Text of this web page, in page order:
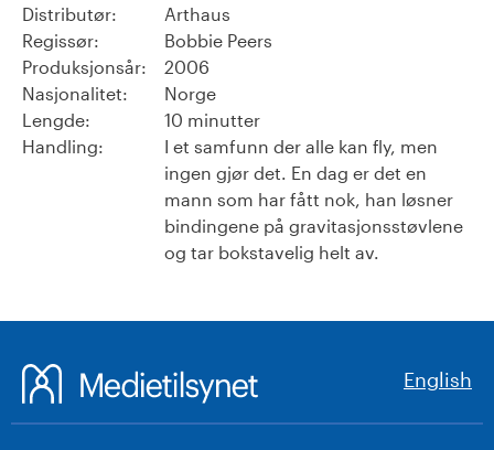
Distributør:
Arthaus
Regissør:
Bobbie Peers
Produksjonsår:
2006
Nasjonalitet:
Norge
Lengde:
10 minutter
Handling:
I et samfunn der alle kan fly, men
ingen gjør det. En dag er det en
mann som har fått nok, han løsner
bindingene på gravitasjonsstøvlene
og tar bokstavelig helt av.
English